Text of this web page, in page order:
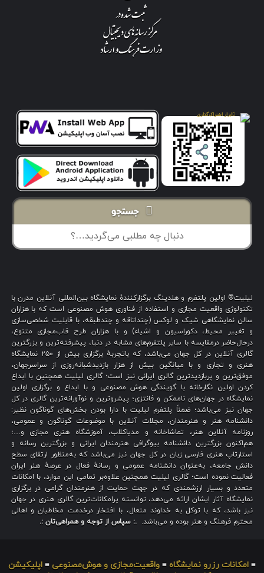
جستجو
لیلیت® اولین پلتفرم و هلدینگ برگزارکنندهٔ نمایشگاه بین‌المللی آنلاین مدرن با
تکنولوژی واقعیت مجازی و استفاده از فناوری هوش مصنوعی است که با هزاران
سالن نمایشگاهی شیک و لوکس (چنداتاقه و چندطبقه، با قابلیت شخصی‌سازی
و تغییر محیط، دکوراسیون و اشیاء) و با هزاران طرح قاب‌مجازی متنوع،
درحال‌حاضر درمقایسه با سایر پلتفرم‌های مشابه در دنیا، پیشرفته‌ترین و بزرگترین
گالری آنلاین در کل جهان می‌باشد، که باتجربهٔ برگزاری بیش از ۲۵۰ نمایشگاه
هنری و تجاری و با میانگین بیش از هزار بازدیدشبانه‌روزی از سراسرجهان،
موفق‌ترین و پربازدیدترین گالری ایرانی نیز است؛ گالری لیلیت همچنین با ابداع
کردن اولین نگارخانه با گویندگی هوش مصنوعی و با ابداع و برگزاری اولین
نمایشگاه در جهان‌های ناممکن و فانتزی؛ پیشروترین و نوآورانه‌ترین گالری در کل
جهان نیز می‌باشد؛ ضمناً پلتفرم لیلیت با دارا بودن بخش‌های گوناگون نظیر:
دانشنامه هنر و هنرمندان، مجلات آنلاین با موضوعات گوناگون و عمومی،
روزنامه آنلاین هنر، تماشاخانه و مدیاکلاب، آموزشگاه هنری مجازی و…؛
هم‌اکنون بزرگترین دانشنامه بیوگرافی هنرمندان ایرانی و بزرگترین رسانه و
استارتاپ هنری فارسی زبان در کل جهان نیز می‌باشد که به‌منظور ارتقای سطح
دانش جامعه، به‌عنوان دانشنامه عمومی و رسانهٔ فعال در عرصهٔ هنر ایران
فعالیت نموده است؛ گالری لیلیت همچنین علاوه‌بر تمامی این موارد، با امکانات
متعدد و بسیار ارزشمندی که در جهت حمایت از هنرمندان گرامی در برگزاری
نمایشگاه آثار ایشان ارائه می‌دهد، توانسته پرامکانات‌ترین گالری هنری در جهان
نیز باشد، که با توکل به خداوند متعال، با افتخار درخدمت مخاطبان و اهالی
محترم فرهنگ و هنر بوده و می‌باشد. .: سپاس از توجه و همراهی‌تان :.
≡ امکانات رزرو نمایشگاه ≡ واقعیت‌مجازی و هوش‌مصنوعی ≡ اپلیکیشن